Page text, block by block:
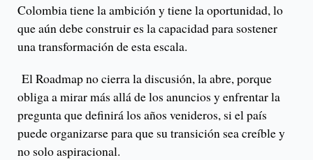
Colombia tiene la ambición y tiene la oportunidad, lo
que aún debe construir es la capacidad para sostener
una transformación de esta escala.
El Roadmap no cierra la discusión, la abre, porque
obliga a mirar más allá de los anuncios y enfrentar la
pregunta que definirá los años venideros, si el país
puede organizarse para que su transición sea creíble y
no solo aspiracional.